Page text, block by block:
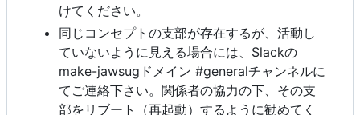
けてください。
同じコンセプトの支部が存在するが、活動し
ていないように見える場合には、Slackの
make-jawsugドメイン #generalチャンネルに
てご連絡下さい。関係者の協力の下、その支
部をリブート（再起動）するように勧めてく